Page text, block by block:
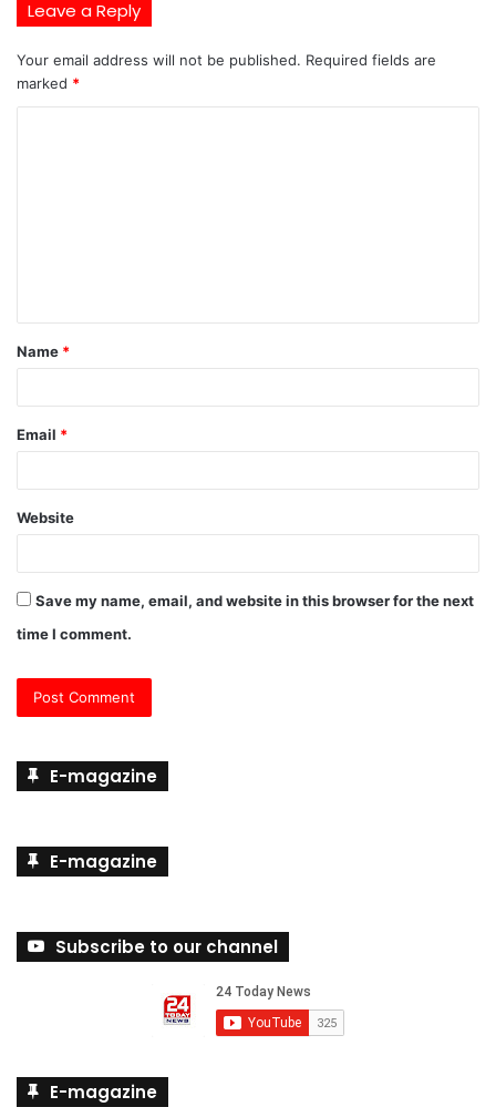
Leave a Reply
Your email address will not be published. Required fields are
marked *
t
*
Name *
Email *
Website
Save my name, email, and website in this browser for the next
time I comment.
E-magazine
E-magazine
Subscribe to our channel
E-magazine